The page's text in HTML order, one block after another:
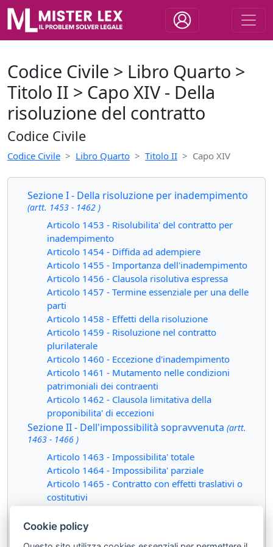
Codice Civile > Libro Quarto >
Titolo II > Capo XIV - Della
risoluzione del contratto
Codice Civile
Codice Civile Libro Quarto Titolo II Capo XIV
Sezione I - Della risoluzione per inadempimento
(artt. 1453 - 1462 )
Articolo 1453 - Risolubilita' del contratto per
inadempimento
Articolo 1454 - Diffida ad adempiere
Articolo 1455 - Importanza dell'inadempimento
Articolo 1456 - Clausola risolutiva espressa
Articolo 1457 - Termine essenziale per una delle
parti
Articolo 1458 - Effetti della risoluzione
Articolo 1459 - Risoluzione nel contratto
plurilaterale
Articolo 1460 - Eccezione d'inadempimento
Articolo 1461 - Mutamento nelle condizioni
patrimoniali dei contraenti
Articolo 1462 - Clausola limitativa della
proponibilita' di eccezioni
Sezione II - Dell'impossibilità sopravvenuta (artt.
1463 - 1466 )
Articolo 1463 - Impossibilita' totale
Articolo 1464 - Impossibilita' parziale
Articolo 1465 - Contratto con effetti traslativi o
costitutivi
plurilaterale
Cookie policy